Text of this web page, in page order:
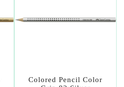
Colored Pencil Color